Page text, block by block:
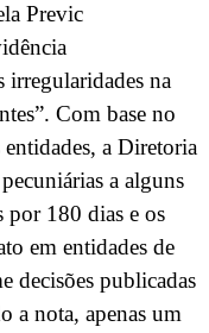
Previc
irregularidades na
Com base no
a Diretoria
a alguns
por 180 dias e os
em entidades de
decisões publicadas
a nota, apenas um